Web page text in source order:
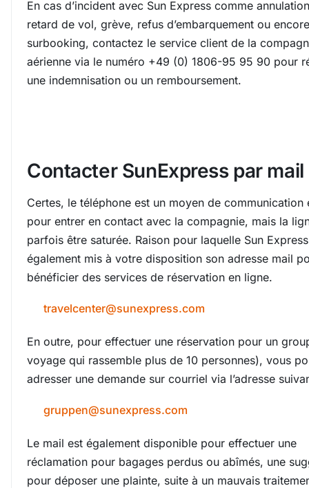
En cas d’incident avec Sun Express comme
retard de vol, grève, refus d’embarquement ou encore
surbooking, contactez le service client de la
aérienne via le numéro +49 (0) 1806-95 95 90 pour
une indemnisation ou un remboursement.
Contacter SunExpress par mail
Certes, le téléphone est un moyen de communication
pour entrer en contact avec la compagnie, mais la
parfois être saturée. Raison pour laquelle Sun
également mis à votre disposition son adresse mail
bénéficier des services de réservation en ligne.
travelcenter@sunexpress.com
En outre, pour effectuer une réservation pour un
voyage qui rassemble plus de 10 personnes), vous
adresser une demande sur courriel via l’adresse
gruppen@sunexpress.com
Le mail est également disponible pour effectuer une
réclamation pour bagages perdus ou abîmés, une
pour déposer une plainte, suite à un mauvais